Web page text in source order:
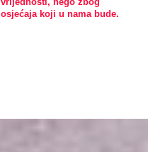
osjećaja koji u nama bude.